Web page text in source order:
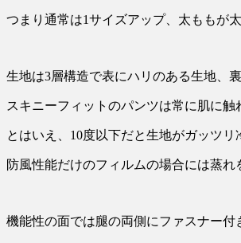
つまり通常は1サイズアップ、太ももが
生地は3層構造で表にハリのある生地、
スキニーフィットのパンツは常に肌に
とはいえ、10度以下だと生地がガッツ
防風性能だけのフィルムの場合には蒸
機能性の面では腿の両側にファスナー付